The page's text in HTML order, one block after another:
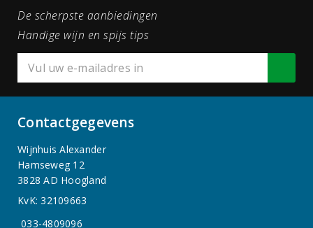
De scherpste aanbiedingen
Handige wijn en spijs tips
Contactgegevens
Wijnhuis Alexander
Hamseweg 12
3828 AD Hoogland
KvK: 32109663
033-4809096